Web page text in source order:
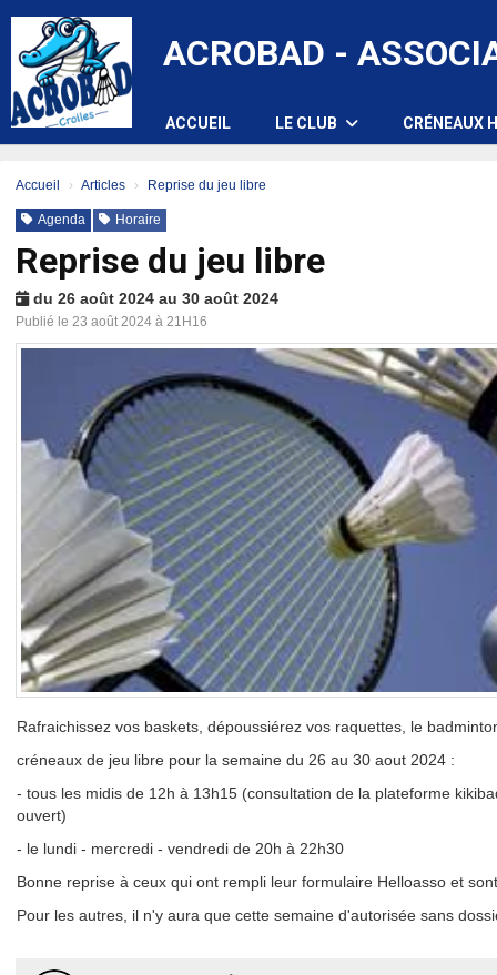
ACROBAD -
ACCUEIL LE CLUB CRÉNEAUX
Accueil Articles Reprise du jeu libre
Agenda Horaire
Reprise du jeu libre
du 26 août 2024 au 30 août 2024
Publié le 23 août 2024 à 21H16
Rafraichissez vos baskets, dépoussiérez vos raquettes, le
créneaux de jeu libre pour la semaine du 26 au 30 aout 2024 :
- tous les midis de 12h à 13h15 (consultation de la plateforme
ouvert)
- le lundi - mercredi - vendredi de 20h à 22h30
Bonne reprise à ceux qui ont rempli leur formulaire Helloasso et
Pour les autres, il n'y aura que cette semaine d'autorisée sans